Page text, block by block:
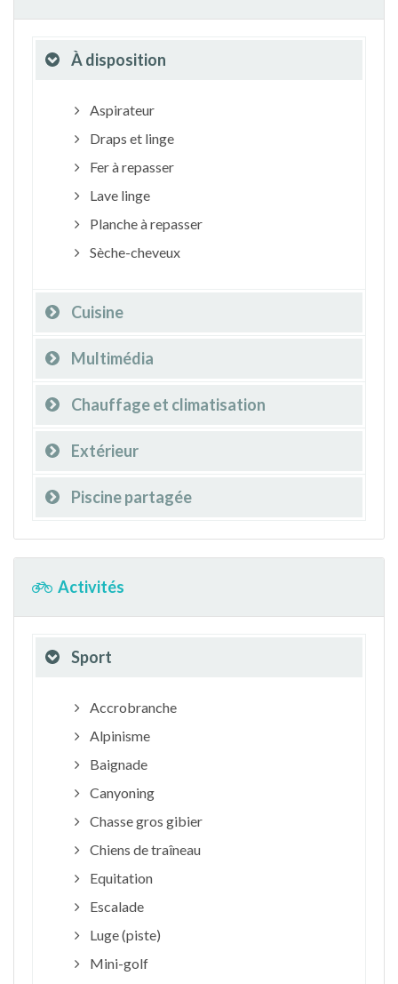
À disposition
Aspirateur
Draps et linge
Fer à repasser
Lave linge
Planche à repasser
Sèche-cheveux
Cuisine
Multimédia
Chauffage et climatisation
Extérieur
Piscine partagée
Activités
Sport
Accrobranche
Alpinisme
Baignade
Canyoning
Chasse gros gibier
Chiens de traîneau
Equitation
Escalade
Luge (piste)
Mini-golf